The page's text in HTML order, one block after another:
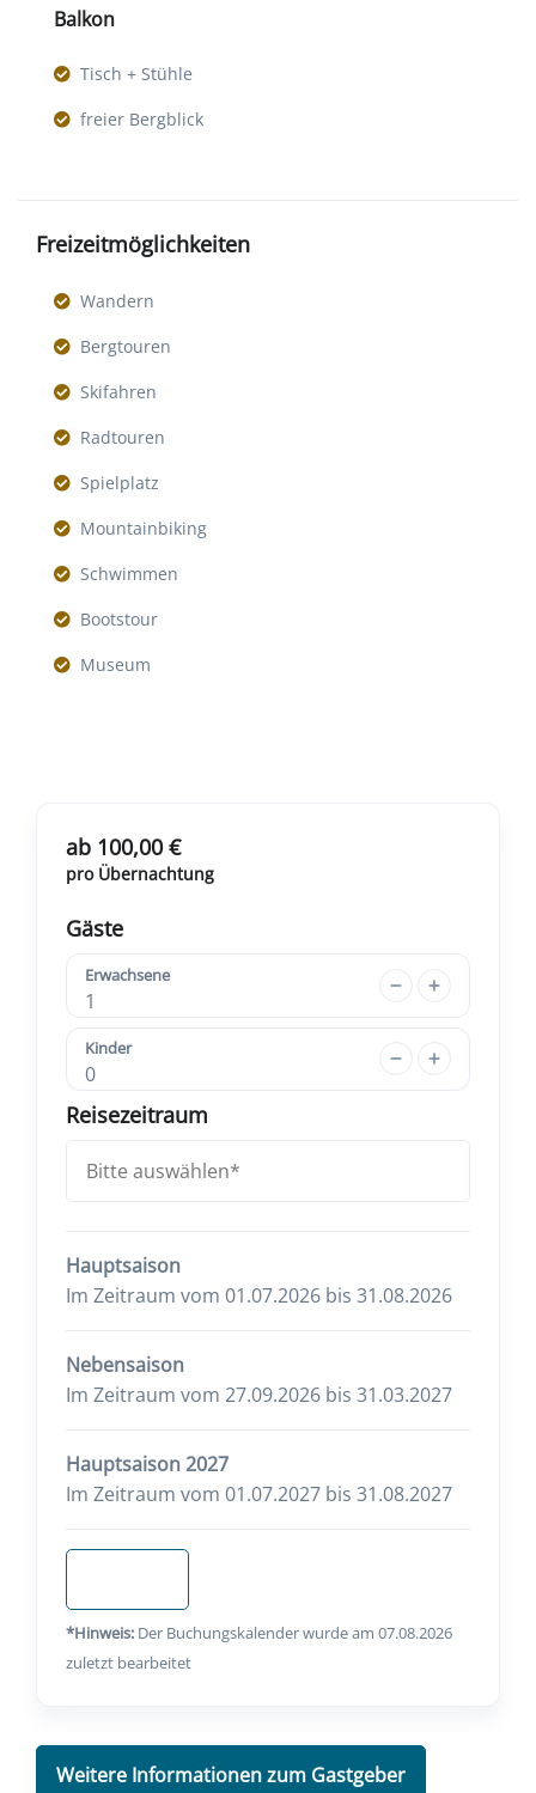
Balkon
Tisch + Stühle
freier Bergblick
Freizeitmöglichkeiten
Wandern
Bergtouren
Skifahren
Radtouren
Spielplatz
Mountainbiking
Schwimmen
Bootstour
Museum
ab 100,00 €
pro Übernachtung
Gäste
Erwachsene
1
Kinder
0
Reisezeitraum
Hauptsaison
Im Zeitraum vom 01.07.2026 bis 31.08.2026
Nebensaison
Im Zeitraum vom 27.09.2026 bis 31.03.2027
Hauptsaison 2027
Im Zeitraum vom 01.07.2027 bis 31.08.2027
*Hinweis: Der Buchungskalender wurde am 07.08.2026
zuletzt bearbeitet
Weitere Informationen zum Gastgeber